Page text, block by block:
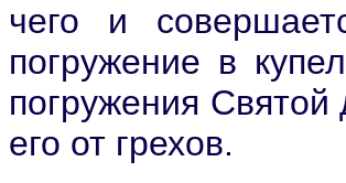
чего и
погружение в
погружения Святой
его от грехов.